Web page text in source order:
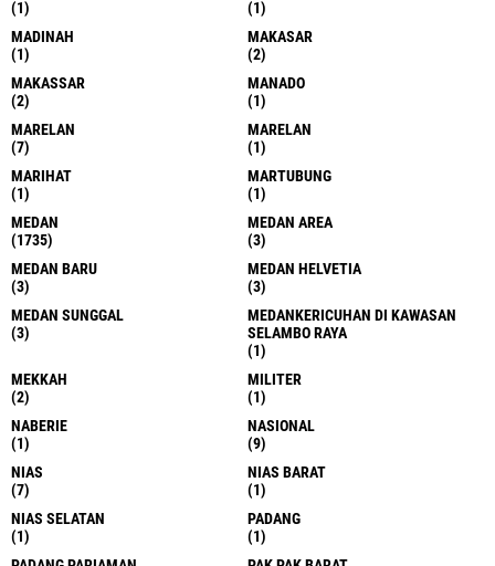
(1)
(1)
MADINAH
(1)
MAKASAR
(2)
MAKASSAR
(2)
MANADO
(1)
MARELAN
(7)
MARELAN
(1)
MARIHAT
(1)
MARTUBUNG
(1)
MEDAN
(1735)
MEDAN AREA
(3)
MEDAN BARU
(3)
MEDAN HELVETIA
(3)
MEDAN SUNGGAL
(3)
MEDANKERICUHAN DI KAWASAN
SELAMBO RAYA
(1)
MEKKAH
(2)
MILITER
(1)
NABERIE
(1)
NASIONAL
(9)
NIAS
(7)
NIAS BARAT
(1)
NIAS SELATAN
(1)
PADANG
(1)